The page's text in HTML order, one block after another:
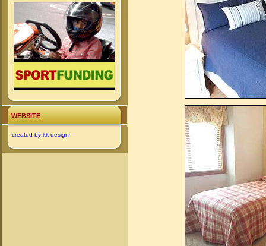
WEBSITE
created by kk-design